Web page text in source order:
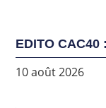
EDITO
10 août 2026